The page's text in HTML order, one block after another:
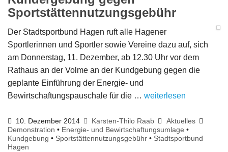
Sportstättennutzungsgebühr
Der Stadtsportbund Hagen ruft alle Hagener
Sportlerinnen und Sportler sowie Vereine dazu auf, sich
am Donnerstag, 11. Dezember, ab 12.30 Uhr vor dem
Rathaus an der Volme an der Kundgebung gegen die
geplante Einführung der Energie- und
Bewirtschaftungspauschale für die … weiterlesen
10. Dezember 2014 Karsten-Thilo Raab
Aktuelles
Demonstration • Energie- und Bewirtschaftungsumlage •
Kundgebung • Sportstättennutzungsgebühr • Stadtsportbund
Hagen